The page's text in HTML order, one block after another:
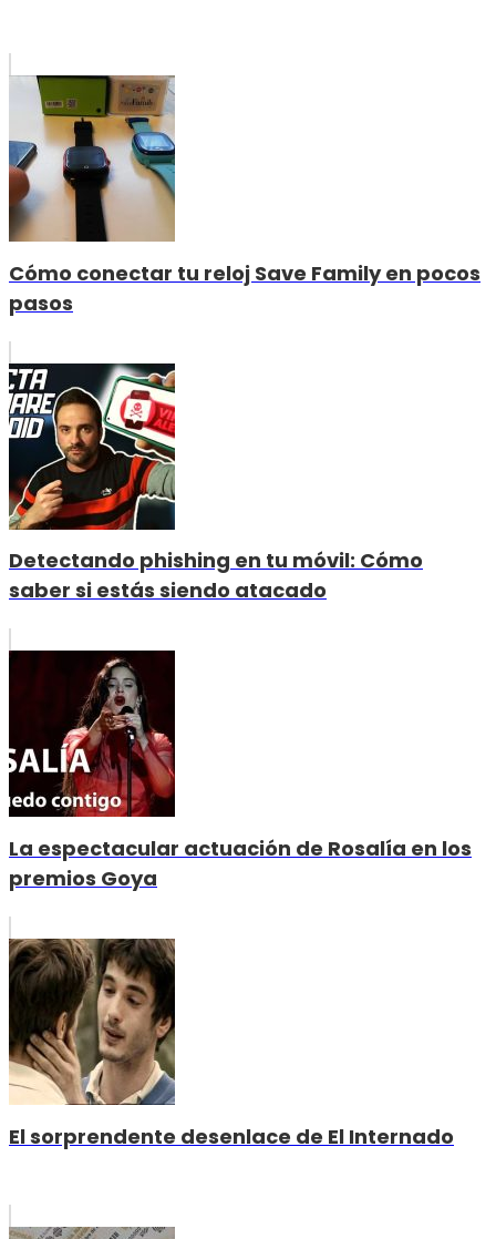
Cómo conectar tu reloj Save Family en pocos
pasos
Detectando phishing en tu móvil: Cómo
saber si estás siendo atacado
La espectacular actuación de Rosalía en los
premios Goya
El sorprendente desenlace de El Internado